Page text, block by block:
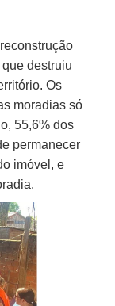
destruiu
Os
moradias só
55,6% dos
permanecer
imóvel, e